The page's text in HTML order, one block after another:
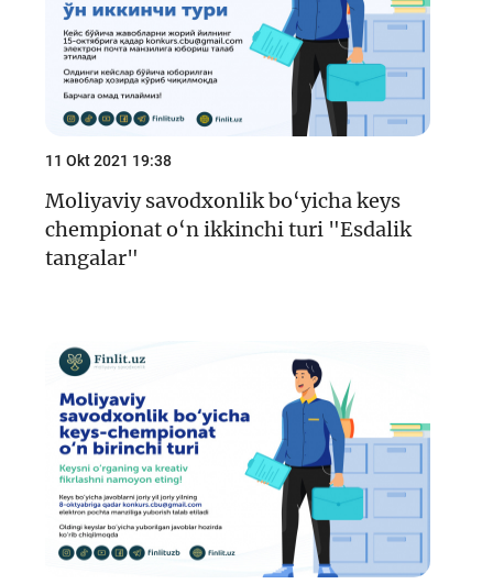
11 Okt 2021 19:38
Moliyaviy savodxonlik bo‘yicha keys
chempionat o‘n ikkinchi turi "Esdalik
tangalar"